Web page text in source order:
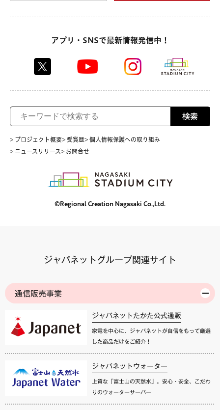
アプリ・SNSで最新情報発信中！
検索
> プロジェクト概要> 受賞歴> 個人情報保護への取り組み
> ニュースリリース> お問合せ
©Regional Creation Nagasaki Co.,Ltd.
ジャパネットグループ関連サイト
通信販売事業
ジャパネットたかた公式通販
家電を中心に、ジャパネットが自信をもって厳選
した商品だけをご紹介！
ジャパネットウォーター
上質な「富士山の天然水」。安心・安全、こだわ
りのウォーターサーバー